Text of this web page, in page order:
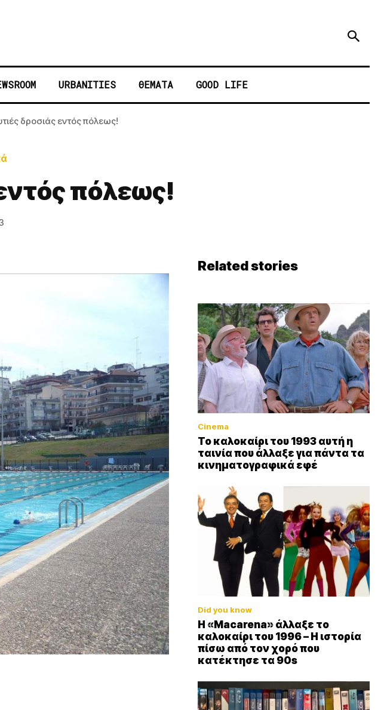
URBANITIES ΘΕΜΑΤΑ GOOD LIFE
δροσιάς εντός πόλεως!
πόλεως!
Related stories
Cinema
Το καλοκαίρι του 1993 αυτή η
ταινία που άλλαξε για πάντα τα
κινηματογραφικά εφέ
Did you know
Η «Macarena» άλλαξε το
καλοκαίρι του 1996 – Η ιστορία
πίσω από τον χορό που
κατέκτησε τα 90s